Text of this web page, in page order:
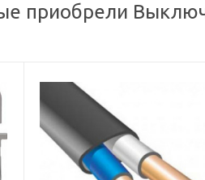
приобрели